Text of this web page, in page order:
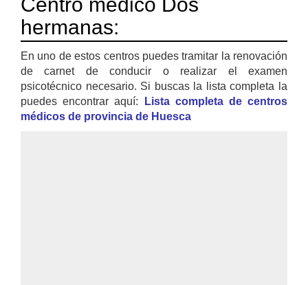
hermanas:
En uno de estos centros puedes tramitar la renovación
de carnet de conducir o realizar el examen
psicotécnico necesario. Si buscas la lista completa la
puedes encontrar aquí:
Lista completa de centros
médicos de provincia de Huesca